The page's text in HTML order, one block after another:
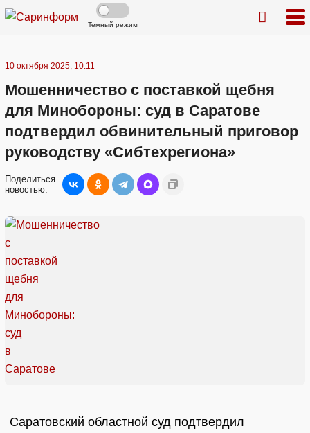
Темный режим
10 октября 2025, 10:11
Мошенничество с поставкой щебня
для Минобороны: суд в Саратове
подтвердил обвинительный приговор
руководству «Сибтехрегиона»
Поделиться
новостью:
Саратовский областной суд подтвердил